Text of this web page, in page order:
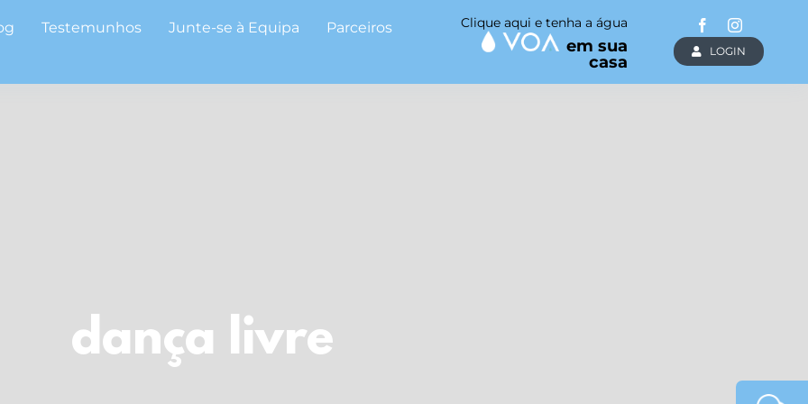
Testemunhos Junte-se à Equipa Parceiros Clique aqui e tenha a água
em sua
casa
LOGIN
dança livre